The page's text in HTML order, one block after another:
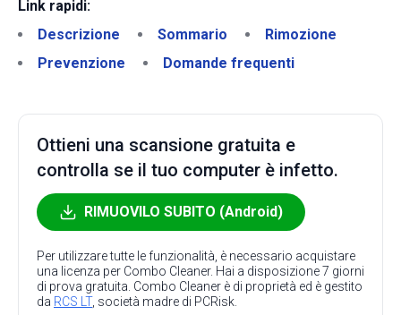
Link rapidi:
Descrizione
Sommario
Rimozione
Prevenzione
Domande frequenti
Ottieni una scansione gratuita e
controlla se il tuo computer è infetto.
RIMUOVILO SUBITO (Android)
Per utilizzare tutte le funzionalità, è necessario acquistare
una licenza per Combo Cleaner. Hai a disposizione 7 giorni
di prova gratuita. Combo Cleaner è di proprietà ed è gestito
da RCS LT, società madre di PCRisk.